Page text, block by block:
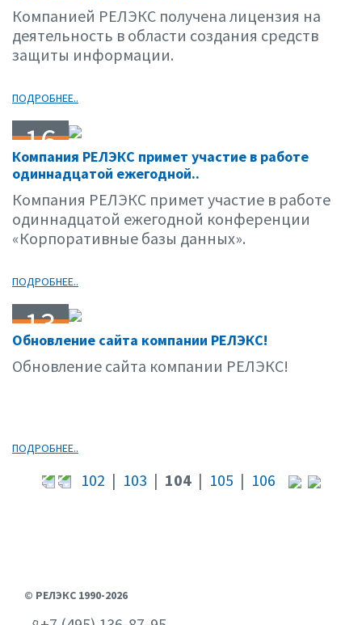
Компанией РЕЛЭКС получена лицензия на
деятельность в области создания средств
защиты информации.
ПОДРОБНЕЕ..
16
03.06
Компания РЕЛЭКС примет участие в работе
одиннадцатой ежегодной..
Компания РЕЛЭКС примет участие в работе
одиннадцатой ежегодной конференции
«Корпоративные базы данных».
ПОДРОБНЕЕ..
13
02.06
Обновление сайта компании РЕЛЭКС!
Обновление сайта компании РЕЛЭКС!
ПОДРОБНЕЕ..
102 | 103 | 104| 105 | 106
© РЕЛЭКС 1990-2026